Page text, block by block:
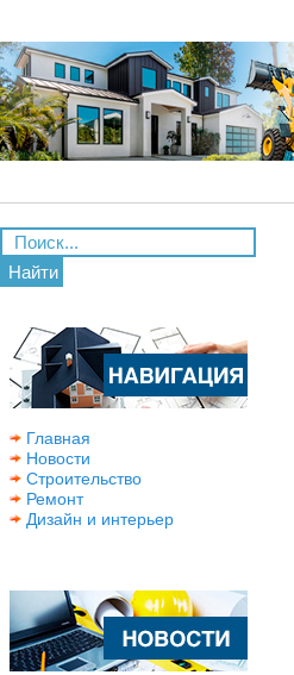
Найти
Главная
Новости
Строительство
Ремонт
Дизайн и интерьер